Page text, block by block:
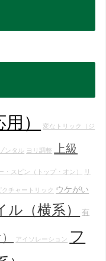
） 変なトリック（ジ
ンタル ヨリ調整
上級
・スピン（トップ・オン） リ
クチャートリック ウケがい
（横系） 有
アイソレーション フ